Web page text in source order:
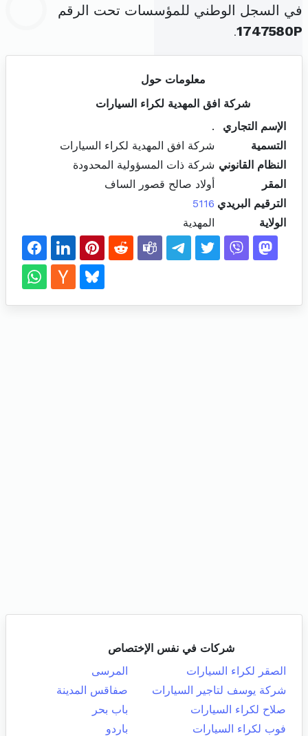
في السجل الوطني للمؤسسات تحت الرقم
1747580P
.
معلومات حول
شركة افق المهدية لكراء السيارات
الإسم التجاري
.
التسمية
شركة افق المهدية لكراء السيارات
النظام القانوني شركة ذات المسؤولية المحدودة
المقر
أولاد صالح قصور الساف
الترقيم البريدي 5116
الولاية
المهدية
شركات في نفس الإختصاص
الصقر لكراء السيارات
المرسى
شركة يوسف لتاجير السيارات
صفاقس المدينة
صلاح لكراء السيارات
باب بحر
فوب لكراء السيارات
باردو